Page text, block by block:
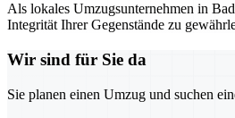
Als lokales Umzugsunternehmen in
Integrität Ihrer Gegenstände zu
Wir sind für Sie da
Sie planen einen Umzug und suchen